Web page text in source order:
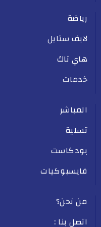
رياضة
لايف ستايل
هاي تاك
خدمات
المباشر
تسلية
بودكاست
فايسبوكيات
من نحن؟
اتصل بنا :